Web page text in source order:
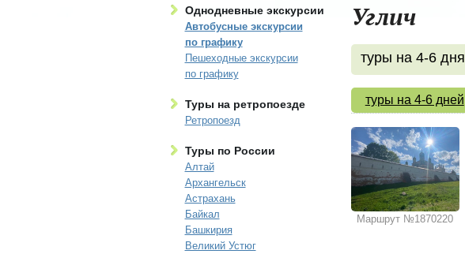
Однодневные экскурсии
Автобусные экскурсии
по графику
Пешеходные экскурсии
по графику
Туры на ретропоезде
Ретропоезд
Туры по России
Алтай
Архангельск
Астрахань
Байкал
Башкирия
Великий Устюг
Углич
туры на 4-6 дня
туры на 4-6 дней
Маршрут №1870220